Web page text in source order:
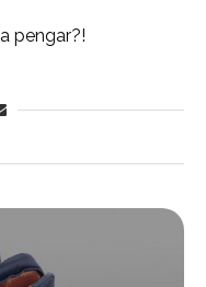
pengar?!